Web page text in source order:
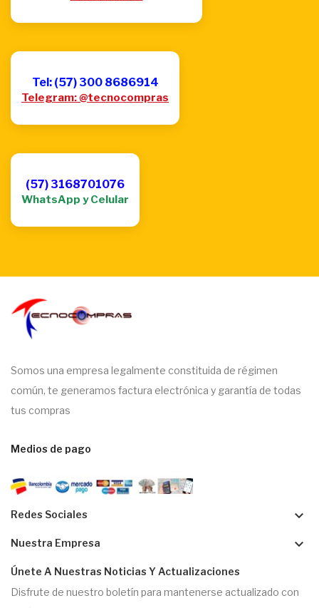
Tel: (57) 300 8686914
Telegram: @tecnocompras
(57) 3168701076
WhatsApp y Celular
Somos una empresa legalmente constituida de régimen
común, te generamos factura electrónica y garantía de todas
tus compras
Medios de pago
Redes Sociales keyboard_arrow_down
Nuestra Empresa keyboard_arrow_down
Únete A Nuestras Noticias Y Actualizaciones
Disfrute de nuestro boletín para mantenerse actualizado con